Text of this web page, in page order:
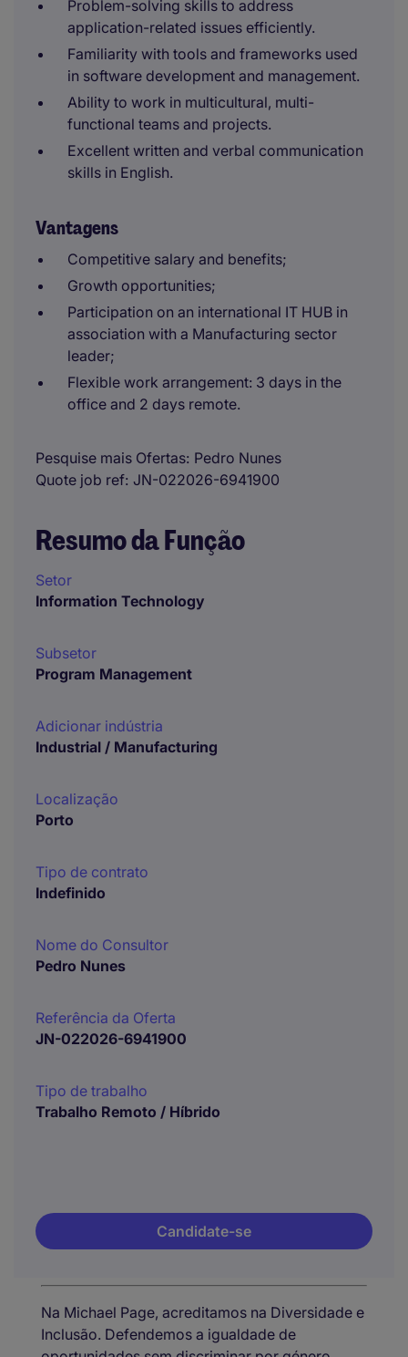
Problem-solving skills to address
application-related issues efficiently.
Familiarity with tools and frameworks used
in software development and management.
Ability to work in multicultural, multi-
functional teams and projects.
Excellent written and verbal communication
skills in English.
Vantagens
Competitive salary and benefits;
Growth opportunities;
Participation on an international IT HUB in
association with a Manufacturing sector
leader;
Flexible work arrangement: 3 days in the
office and 2 days remote.
Pesquise mais Ofertas Pedro Nunes
Quote job ref JN-022026-6941900
Resumo da Função
Setor
Information Technology
Subsetor
Program Management
Adicionar indústria
Industrial / Manufacturing
Localização
Porto
Tipo de contrato
Indefinido
Nome do Consultor
Pedro Nunes
Referência da Oferta
JN-022026-6941900
Tipo de trabalho
Trabalho Remoto / Híbrido
Candidate-se
Na Michael Page, acreditamos na Diversidade e
Inclusão. Defendemos a igualdade de